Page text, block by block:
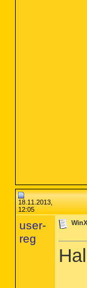
18.11.2013,
12:05
user-
reg